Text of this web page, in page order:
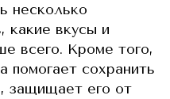
несколько
какие вкусы и
всего. Кроме того,
помогает сохранить
защищает его от